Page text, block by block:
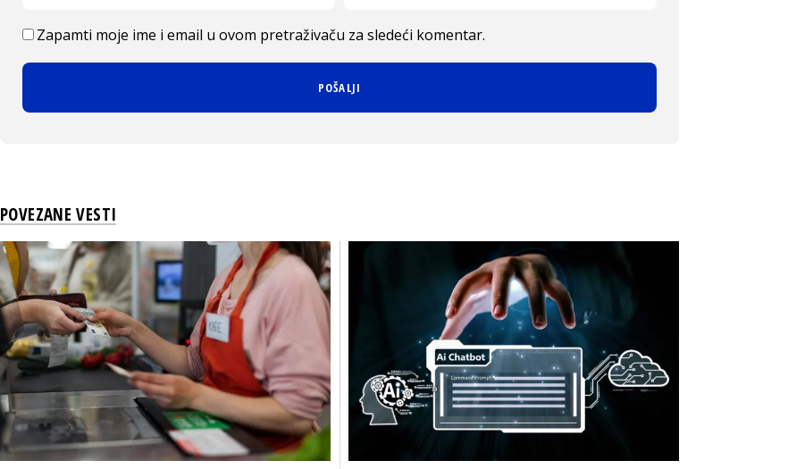
Zapamti moje ime i email u ovom pretraživaču za sledeći komentar.
POVEZANE VESTI